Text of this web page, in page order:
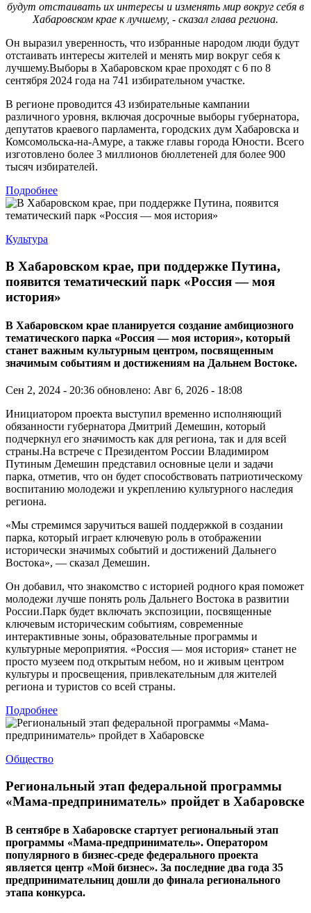
будут отстаивать их интересы и изменять мир вокруг себя в
Хабаровском крае к лучшему, - сказал глава региона.
Он выразил уверенность, что избранные народом люди будут
отстаивать интересы жителей и менять мир вокруг себя к
лучшему.Выборы в Хабаровском крае проходят с 6 по 8
сентября 2024 года на 741 избирательном участке.
В регионе проводится 43 избирательные кампании
различного уровня, включая досрочные выборы губернатора,
депутатов краевого парламента, городских дум Хабаровска и
Комсомольска-на-Амуре, а также главы города Юности. Всего
изготовлено более 3 миллионов бюллетеней для более 900
тысяч избирателей.
Подробнее
Культура
В Хабаровском крае, при поддержке Путина,
появится тематический парк «Россия — моя
история»
В Хабаровском крае планируется создание амбициозного
тематического парка «Россия — моя история», который
станет важным культурным центром, посвященным
значимым событиям и достижениям на Дальнем Востоке.
Сен 2, 2024 - 20:36 обновлено: Авг 6, 2026 - 18:08
Инициатором проекта выступил временно исполняющий
обязанности губернатора Дмитрий Демешин, который
подчеркнул его значимость как для региона, так и для всей
страны.На встрече с Президентом России Владимиром
Путиным Демешин представил основные цели и задачи
парка, отметив, что он будет способствовать патриотическому
воспитанию молодежи и укреплению культурного наследия
региона.
«Мы стремимся заручиться вашей поддержкой в создании
парка, который играет ключевую роль в отображении
исторически значимых событий и достижений Дальнего
Востока», — сказал Демешин.
Он добавил, что знакомство с историей родного края поможет
молодежи лучше понять роль Дальнего Востока в развитии
России.Парк будет включать экспозиции, посвященные
ключевым историческим событиям, современные
интерактивные зоны, образовательные программы и
культурные мероприятия. «Россия — моя история» станет не
просто музеем под открытым небом, но и живым центром
культуры и просвещения, привлекательным для жителей
региона и туристов со всей страны.
Подробнее
Общество
Региональный этап федеральной программы
«Мама-предприниматель» пройдет в Хабаровске
В сентябре в Хабаровске стартует региональный этап
программы «Мама-предприниматель». Оператором
популярного в бизнес-среде федерального проекта
является центр «Мой бизнес». За последние два года 35
предпринимательниц дошли до финала регионального
этапа конкурса.